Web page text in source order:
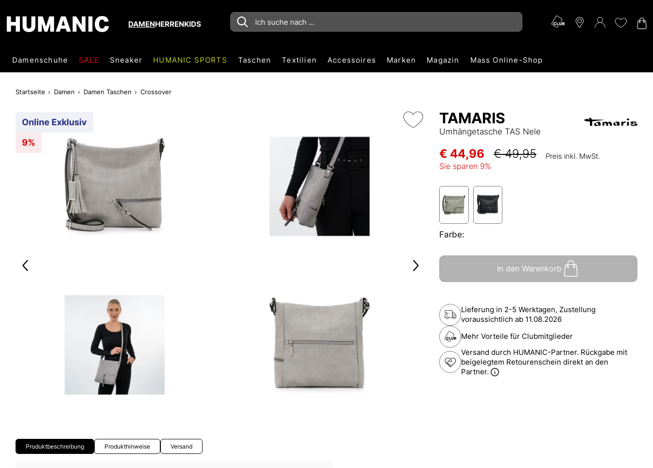
DAMENHERRENKIDS
Damenschuhe SALE Sneaker HUMANIC SPORTS Taschen Textilien Accessoires Marken Magazin Mass Online-Shop
Startseite Damen Damen Taschen Crossover
Online Exklusiv
9%
TAMARIS
Umhängetasche TAS Nele
€ 44,96 € 49,95 Preis inkl. MwSt.
Sie sparen 9%
Farbe:
In den Warenkorb
Lieferung in 2-5 Werktagen, Zustellung
voraussichtlich ab 11.08.2026
Mehr Vorteile für Clubmitglieder
Versand durch HUMANIC-Partner. Rückgabe mit
beigelegtem Retourenschein direkt an den
Partner.
Produktbeschreibung Produkthinweise Versand